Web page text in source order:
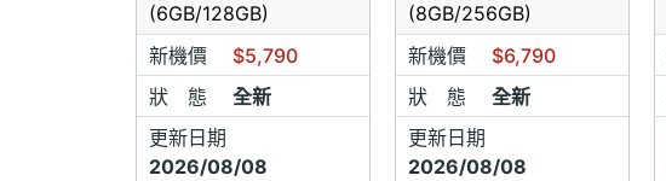
(6GB/128GB)
新機價
$5,790
狀 態
全新
更新日期
2026/08/08
(8GB/256GB)
新機價
$6,790
狀 態
全新
更新日期
2026/08/08